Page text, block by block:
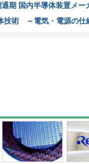
期 国内半導体装置メー
技術 ～電気・電源の仕